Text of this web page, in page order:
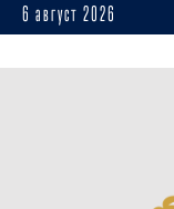
6 август 2026